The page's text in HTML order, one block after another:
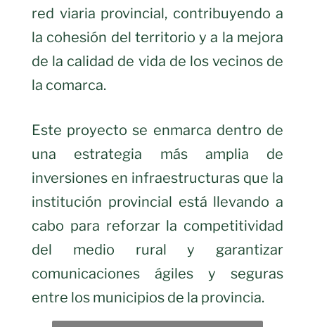
red viaria provincial, contribuyendo a
la cohesión del territorio y a la mejora
de la calidad de vida de los vecinos de
la comarca.
Este proyecto se enmarca dentro de
una estrategia más amplia de
inversiones en infraestructuras que la
institución provincial está llevando a
cabo para reforzar la competitividad
del medio rural y garantizar
comunicaciones ágiles y seguras
entre los municipios de la provincia.